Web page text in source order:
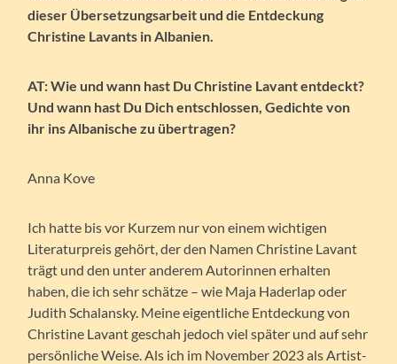
dieser Übersetzungsarbeit und die Entdeckung
Christine Lavants in Albanien.
AT: Wie und wann hast Du Christine Lavant entdeckt?
Und wann hast Du Dich entschlossen, Gedichte von
ihr ins Albanische zu übertragen?
Anna Kove
Ich hatte bis vor Kurzem nur von einem wichtigen
Literaturpreis gehört, der den Namen Christine Lavant
trägt und den unter anderem Autorinnen erhalten
haben, die ich sehr schätze – wie Maja Haderlap oder
Judith Schalansky. Meine eigentliche Entdeckung von
Christine Lavant geschah jedoch viel später und auf sehr
persönliche Weise. Als ich im November 2023 als Artist-